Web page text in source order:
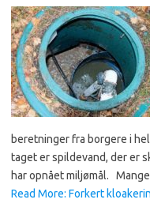
beretninger fra borgere i
taget er spildevand, der er
har opnået miljømål.
Read More: Forkert